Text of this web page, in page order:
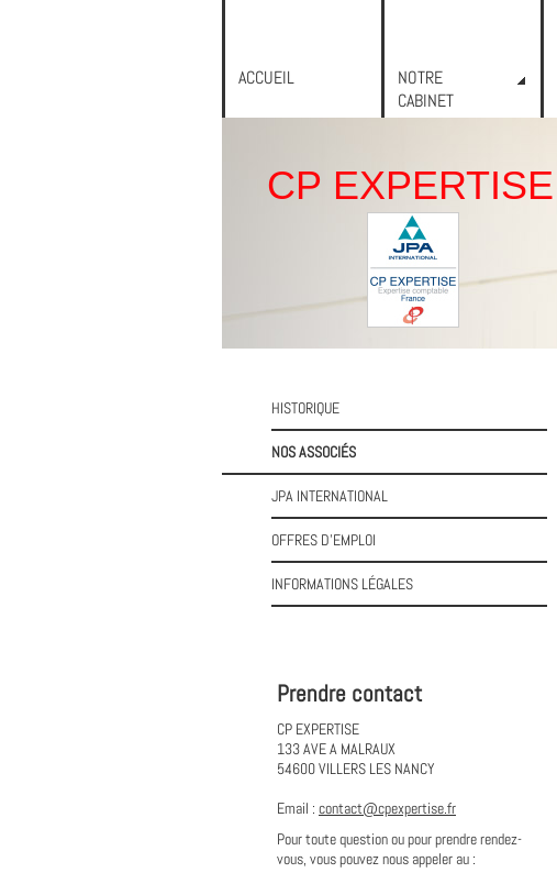
ACCUEIL
NOTRE
CABINET
CP EXPERTISE
HISTORIQUE
NOS ASSOCIÉS
JPA INTERNATIONAL
OFFRES D'EMPLOI
INFORMATIONS LÉGALES
Prendre contact
CP EXPERTISE
133 AVE A MALRAUX
54600 VILLERS LES NANCY
Email : contact@cpexpertise.fr
Pour toute question ou pour prendre rendez-
vous, vous pouvez nous appeler au :